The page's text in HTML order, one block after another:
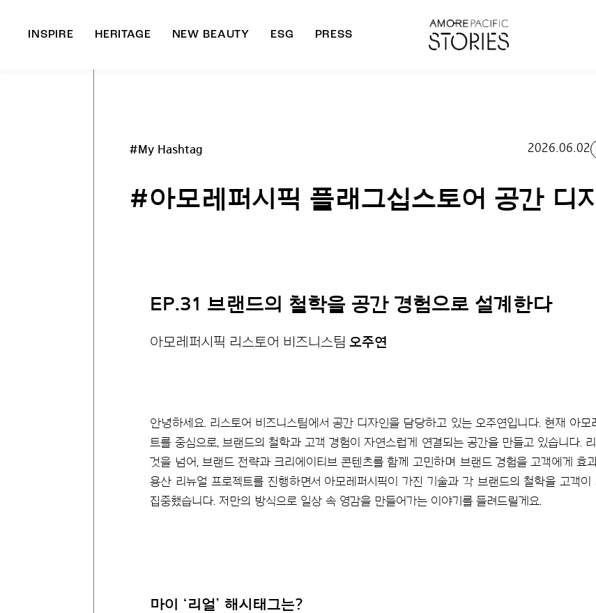
INSPIRE HERITAGE NEW BEAUTY ESG PRESS
#My Hashtag 2026.06.02
#아모레퍼시픽 플래그십스토어 공간 디
EP.31 브랜드의 철학을 공간 경험으로 설계한다
아모레퍼시픽 리스토어 비즈니스팀오주연
안녕하세요. 리스토어 비즈니스팀에서 공간 디자인을 담당하고 있는 오주연입니다. 현재 아
트를 중심으로, 브랜드의 철학과 고객 경험이 자연스럽게 연결되는 공간을 만들고 있습니다.
것을 넘어, 브랜드 전략과 크리에이티브 콘텐츠를 함께 고민하며 브랜드 경험을 고객에게 효
용산 리뉴얼 프로젝트를 진행하면서 아모레퍼시픽이 가진 기술과 각 브랜드의 철학을 고객
집중했습니다. 저만의 방식으로 일상 속 영감을 만들어가는 이야기를 들려드릴게요.
마이 ‘리얼’ 해시태그는?